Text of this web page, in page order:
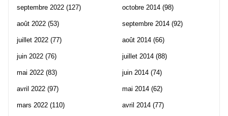
septembre 2022 (127)
août 2022 (53)
juillet 2022 (77)
juin 2022 (76)
mai 2022 (83)
avril 2022 (97)
mars 2022 (110)
octobre 2014 (98)
septembre 2014 (92)
août 2014 (66)
juillet 2014 (88)
juin 2014 (74)
mai 2014 (62)
avril 2014 (77)